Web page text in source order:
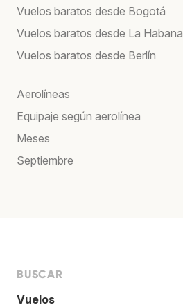
Vuelos baratos desde Bogotá
Vuelos baratos desde La Habana
Vuelos baratos desde Berlín
Aerolíneas
Equipaje según aerolínea
Meses
Septiembre
BUSCAR
Vuelos